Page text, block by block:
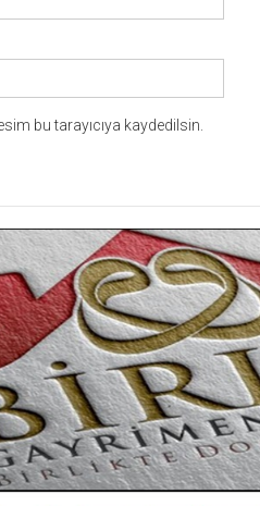
bu tarayıcıya kaydedilsin.